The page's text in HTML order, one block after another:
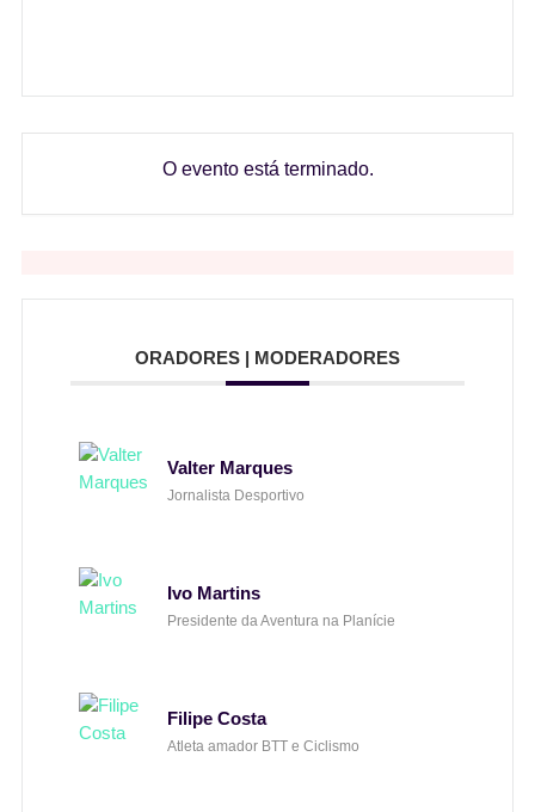
O evento está terminado.
ORADORES | MODERADORES
Valter Marques
Jornalista Desportivo
Ivo Martins
Presidente da Aventura na Planície
Filipe Costa
Atleta amador BTT e Ciclismo